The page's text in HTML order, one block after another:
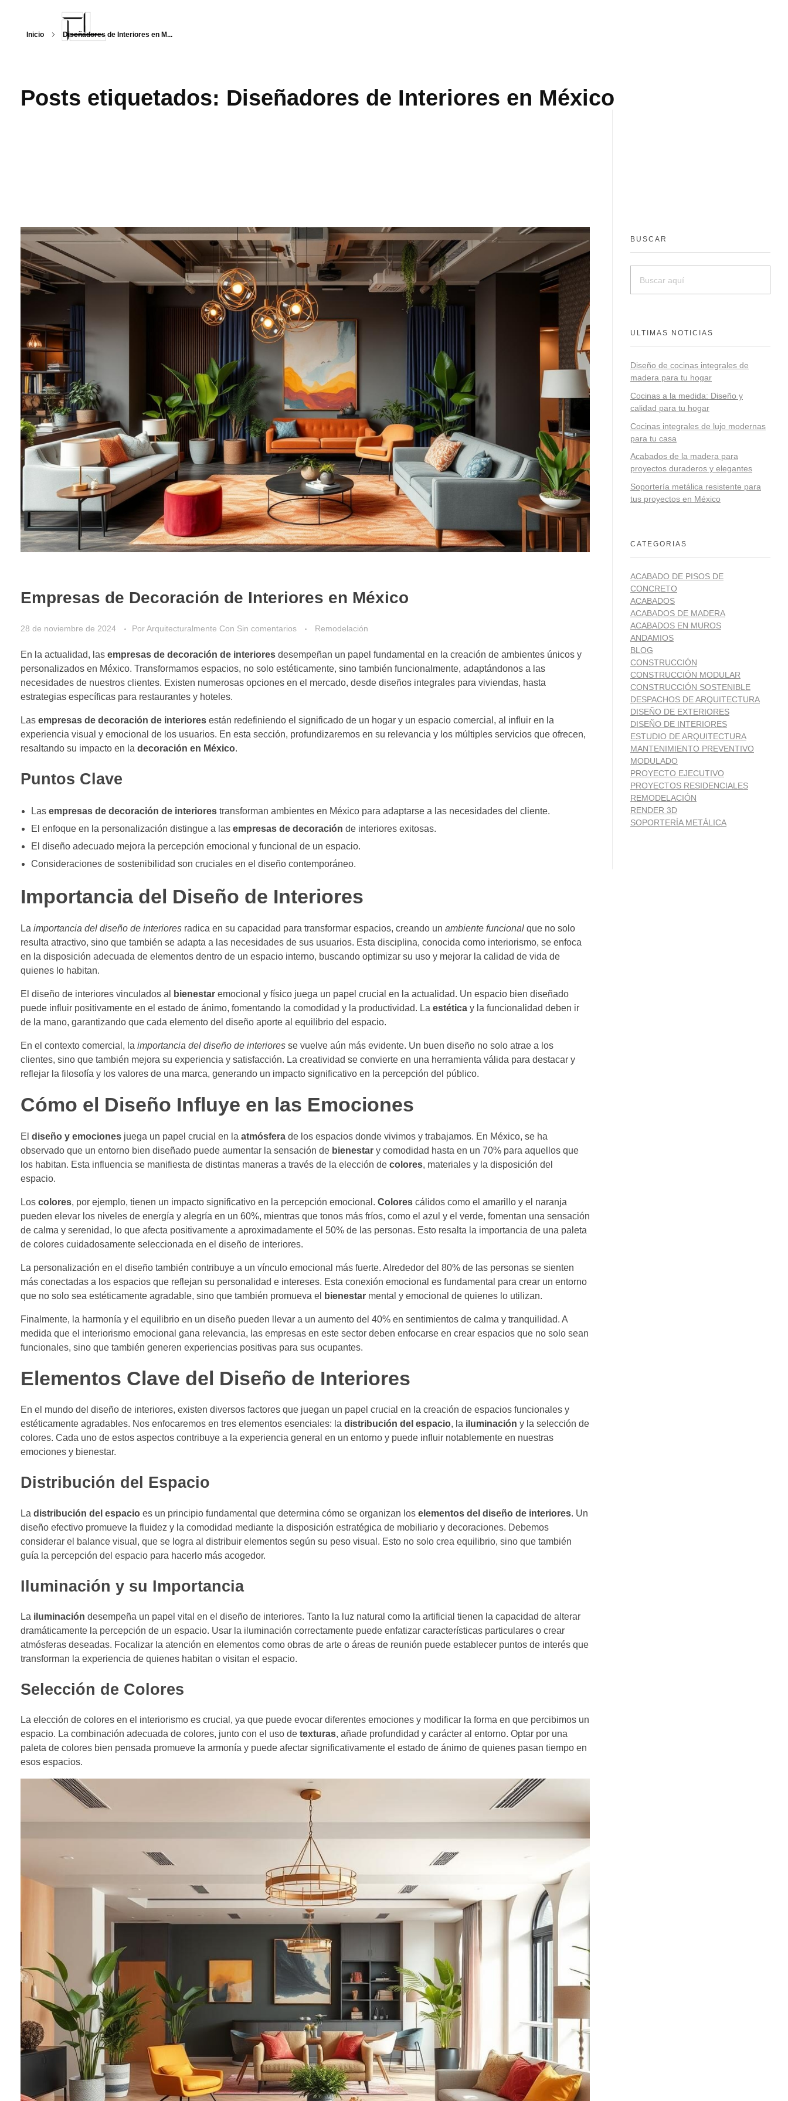
Inicio Diseñadores de Interiores en M...
Posts etiquetados: Diseñadores de Interiores en México
Empresas de Decoración de Interiores en México
28 de noviembre de 2024 PorArquitecturalmente Con Sin comentarios Remodelación
En la actualidad, las empresas de decoración de interiores desempeñan un papel fundamental en la creación de ambientes únicos y
personalizados en México. Transformamos espacios, no solo estéticamente, sino también funcionalmente, adaptándonos a las
necesidades de nuestros clientes. Existen numerosas opciones en el mercado, desde diseños integrales para viviendas, hasta
estrategias específicas para restaurantes y hoteles.
Las empresas de decoración de interiores están redefiniendo el significado de un hogar y un espacio comercial, al influir en la
experiencia visual y emocional de los usuarios. En esta sección, profundizaremos en su relevancia y los múltiples servicios que ofrecen,
resaltando su impacto en la decoración en México.
Puntos Clave
Las empresas de decoración de interiorestransforman ambientes en México para adaptarse a las necesidades del cliente.
El enfoque en la personalización distingue a las empresas de decoración de interiores exitosas.
El diseño adecuado mejora la percepción emocional y funcional de un espacio.
Consideraciones de sostenibilidad son cruciales en el diseño contemporáneo.
Importancia del Diseño de Interiores
La importancia del diseño de interiores radica en su capacidad para transformar espacios, creando un ambiente funcional que no solo
resulta atractivo, sino que también se adapta a las necesidades de sus usuarios. Esta disciplina, conocida como interiorismo, se enfoca
en la disposición adecuada de elementos dentro de un espacio interno, buscando optimizar su uso y mejorar la calidad de vida de
quienes lo habitan.
El diseño de interiores vinculados al bienestar emocional y físico juega un papel crucial en la actualidad. Un espacio bien diseñado
puede influir positivamente en el estado de ánimo, fomentando la comodidad y la productividad. La estética y la funcionalidad deben ir
de la mano, garantizando que cada elemento del diseño aporte al equilibrio del espacio.
En el contexto comercial, la importancia del diseño de interiores se vuelve aún más evidente. Un buen diseño no solo atrae a los
clientes, sino que también mejora su experiencia y satisfacción. La creatividad se convierte en una herramienta válida para destacar y
reflejar la filosofía y los valores de una marca, generando un impacto significativo en la percepción del público.
Cómo el Diseño Influye en las Emociones
El diseño y emociones juega un papel crucial en la atmósfera de los espacios donde vivimos y trabajamos. En México, se ha
observado que un entorno bien diseñado puede aumentar la sensación de bienestar y comodidad hasta en un 70% para aquellos que
los habitan. Esta influencia se manifiesta de distintas maneras a través de la elección de colores, materiales y la disposición del
espacio.
Los colores, por ejemplo, tienen un impacto significativo en la percepción emocional. Colores cálidos como el amarillo y el naranja
pueden elevar los niveles de energía y alegría en un 60%, mientras que tonos más fríos, como el azul y el verde, fomentan una sensación
de calma y serenidad, lo que afecta positivamente a aproximadamente el 50% de las personas. Esto resalta la importancia de una paleta
de colores cuidadosamente seleccionada en el diseño de interiores.
La personalización en el diseño también contribuye a un vínculo emocional más fuerte. Alrededor del 80% de las personas se sienten
más conectadas a los espacios que reflejan su personalidad e intereses. Esta conexión emocional es fundamental para crear un entorno
que no solo sea estéticamente agradable, sino que también promueva el
bienestar mental y emocional de quienes lo utilizan.
Finalmente, la harmonía y el equilibrio en un diseño pueden llevar a un aumento del 40% en sentimientos de calma y tranquilidad. A
medida que el interiorismo emocional gana relevancia, las empresas en este sector deben enfocarse en crear espacios que no solo sean
funcionales, sino que también generen experiencias positivas para sus ocupantes.
Elementos Clave del Diseño de Interiores
En el mundo del diseño de interiores, existen diversos factores que juegan un papel crucial en la creación de espacios funcionales y
estéticamente agradables. Nos enfocaremos en tres elementos esenciales: la distribución del espacio, la iluminación y la selección de
colores. Cada uno de estos aspectos contribuye a la experiencia general en un entorno y puede influir notablemente en nuestras
emociones y bienestar.
Distribución del Espacio
La distribución del espacio es un principio fundamental que determina cómo se organizan los elementos del diseño de interiores. Un
diseño efectivo promueve la fluidez y la comodidad mediante la disposición estratégica de mobiliario y decoraciones. Debemos
considerar el balance visual, que se logra al distribuir elementos según su peso visual. Esto no solo crea equilibrio, sino que también
guía la percepción del espacio para hacerlo más acogedor.
Iluminación y su Importancia
La iluminación desempeña un papel vital en el diseño de interiores. Tanto la luz natural como la artificial tienen la capacidad de alterar
dramáticamente la percepción de un espacio. Usar la iluminación correctamente puede enfatizar características particulares o crear
atmósferas deseadas. Focalizar la atención en elementos como obras de arte o áreas de reunión puede establecer puntos de interés que
transforman la experiencia de quienes habitan o visitan el espacio.
Selección de Colores
La elección de colores en el interiorismo es crucial, ya que puede evocar diferentes emociones y modificar la forma en que percibimos un
espacio. La combinación adecuada de colores, junto con el uso de texturas, añade profundidad y carácter al entorno. Optar por una
paleta de colores bien pensada promueve la armonía y puede afectar significativamente el estado de ánimo de quienes pasan tiempo en
esos espacios.
BUSCAR
ULTIMAS NOTICIAS
Diseño de cocinas integrales de
madera para tu hogar
Cocinas a la medida: Diseño y
calidad para tu hogar
Cocinas integrales de lujo modernas
para tu casa
Acabados de la madera para
proyectos duraderos y elegantes
Soportería metálica resistente para
tus proyectos en México
CATEGORIAS
ACABADO DE PISOS DE
CONCRETO
ACABADOS
ACABADOS DE MADERA
ACABADOS EN MUROS
ANDAMIOS
BLOG
CONSTRUCCIÓN
CONSTRUCCIÓN MODULAR
CONSTRUCCIÓN SOSTENIBLE
DESPACHOS DE ARQUITECTURA
DISEÑO DE EXTERIORES
DISEÑO DE INTERIORES
ESTUDIO DE ARQUITECTURA
MANTENIMIENTO PREVENTIVO
MODULADO
PROYECTO EJECUTIVO
PROYECTOS RESIDENCIALES
REMODELACIÓN
RENDER 3D
SOPORTERÍA METÁLICA